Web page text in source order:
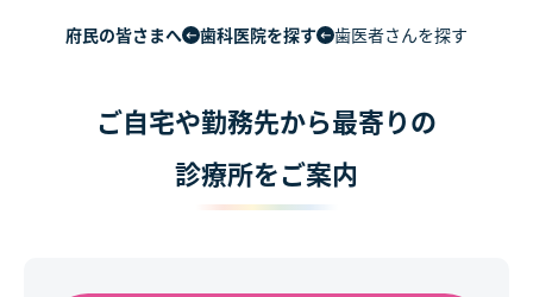
府民の皆さまへ 歯科医院を探す 歯医者さんを探す
ご自宅や勤務先から最寄りの
診療所をご案内